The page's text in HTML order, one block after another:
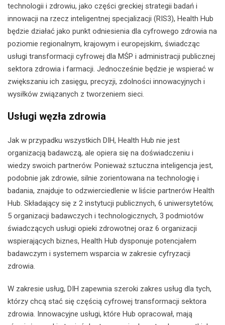
technologii i zdrowiu, jako części greckiej strategii badań i
innowacji na rzecz inteligentnej specjalizacji (RIS3), Health Hub
będzie działać jako punkt odniesienia dla cyfrowego zdrowia na
poziomie regionalnym, krajowym i europejskim, świadcząc
usługi transformacji cyfrowej dla MŚP i administracji publicznej
sektora zdrowia i farmacji. Jednocześnie będzie je wspierać w
zwiększaniu ich zasięgu, precyzji, zdolności innowacyjnych i
wysiłków związanych z tworzeniem sieci.
Usługi węzła zdrowia
Jak w przypadku wszystkich DIH, Health Hub nie jest
organizacją badawczą, ale opiera się na doświadczeniu i
wiedzy swoich partnerów. Ponieważ sztuczna inteligencja jest,
podobnie jak zdrowie, silnie zorientowana na technologię i
badania, znajduje to odzwierciedlenie w liście partnerów Health
Hub. Składający się z 2 instytucji publicznych, 6 uniwersytetów,
5 organizacji badawczych i technologicznych, 3 podmiotów
świadczących usługi opieki zdrowotnej oraz 6 organizacji
wspierających biznes, Health Hub dysponuje potencjałem
badawczym i systemem wsparcia w zakresie cyfryzacji
zdrowia.
W zakresie usług, DIH zapewnia szeroki zakres usług dla tych,
którzy chcą stać się częścią cyfrowej transformacji sektora
zdrowia. Innowacyjne usługi, które Hub opracował, mają